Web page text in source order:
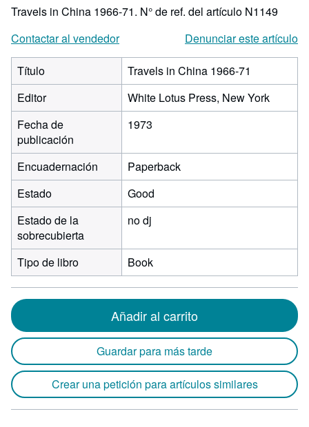
Travels in China 1966-71. N° de ref. del artículo N1149
Contactar al vendedor
Denunciar este artículo
Título
Travels in China 1966-71
Editor
White Lotus Press, New York
Fecha de
publicación
1973
Encuadernación
Paperback
Estado
Good
Estado de la
sobrecubierta
no dj
Tipo de libro Book
Añadir al carrito
Guardar para más tarde
Crear una petición para artículos similares